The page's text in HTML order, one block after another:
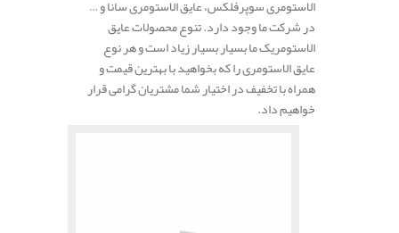
الاستومری سوپرفلکس، عایق الاستومری سانا و …
در شرکت ما وجود دارد. تنوع محصولات عایق
الاستومریک ما بسیار بسیار زیاد است و هر نوع
عایق الاستومری را که بخواهید با بهترین قیمت و
همراه با تخفیف در اختیار شما مشتریان گرامی قرار
خواهیم داد.